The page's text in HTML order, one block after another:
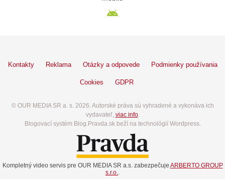
Kontakty Reklama Otázky a odpovede Podmienky používania
Cookies GDPR
© OUR MEDIA SR a. s. 2026. Autorské práva sú vyhradené a vykonáva ich
vydavateľ, viac info.
Blogovací systém Blog.Pravda.sk beží na technológií Wordpress.
Kompletný video servis pre OUR MEDIA SR a.s. zabezpečuje ARBERTO GROUP
s.r.o..